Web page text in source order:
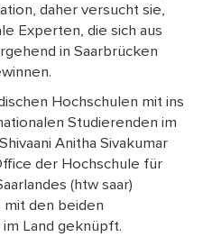
daher versucht sie,
Experten, die sich aus
in Saarbrücken
Hochschulen mit ins
Studierenden im
Anitha Sivakumar
der Hochschule für
(htw saar)
mit den beiden
Land geknüpft.